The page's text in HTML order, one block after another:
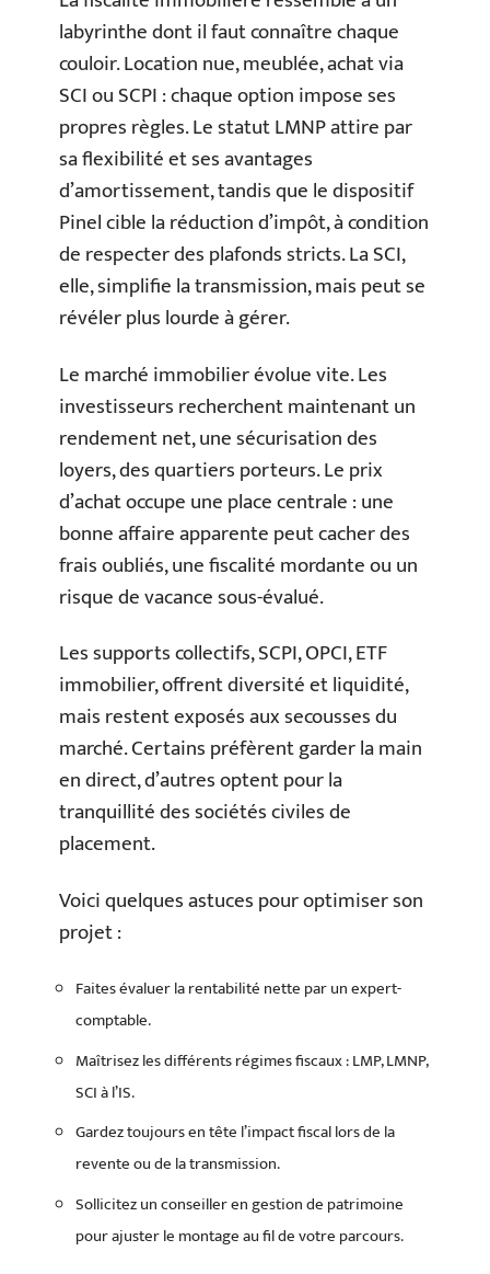
labyrinthe dont il faut connaître chaque
couloir. Location nue, meublée, achat via
SCI ou SCPI : chaque option impose ses
propres règles. Le statut LMNP attire par
sa flexibilité et ses avantages
d’amortissement, tandis que le dispositif
Pinel cible la réduction d’impôt, à condition
de respecter des plafonds stricts. La SCI,
elle, simplifie la transmission, mais peut se
révéler plus lourde à gérer.
Le marché immobilier évolue vite. Les
investisseurs recherchent maintenant un
rendement net, une sécurisation des
loyers, des quartiers porteurs. Le prix
d’achat occupe une place centrale : une
bonne affaire apparente peut cacher des
frais oubliés, une fiscalité mordante ou un
risque de vacance sous-évalué.
Les supports collectifs, SCPI, OPCI, ETF
immobilier, offrent diversité et liquidité,
mais restent exposés aux secousses du
marché. Certains préfèrent garder la main
en direct, d’autres optent pour la
tranquillité des sociétés civiles de
placement.
Voici quelques astuces pour optimiser son
projet :
Faites évaluer la rentabilité nette par un expert-
comptable.
Maîtrisez les différents régimes fiscaux : LMP, LMNP,
SCI à l’IS.
Gardez toujours en tête l’impact fiscal lors de la
revente ou de la transmission.
Sollicitez un conseiller en gestion de patrimoine
pour ajuster le montage au fil de votre parcours.